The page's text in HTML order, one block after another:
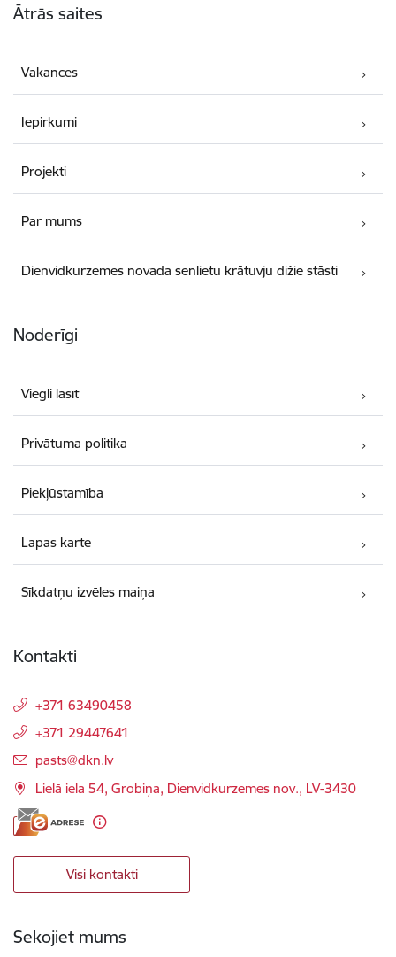
Ātrās saites
Vakances
Iepirkumi
Projekti
Par mums
Dienvidkurzemes novada senlietu krātuvju dižie stāsti
Noderīgi
Viegli lasīt
Privātuma politika
Piekļūstamība
Lapas karte
Sīkdatņu izvēles maiņa
Kontakti
+371 63490458
+371 29447641
E-pasts:
pasts@dkn.lv
Lielā iela 54, Grobiņa, Dienvidkurzemes nov., LV-3430
Visi kontakti
Sekojiet mums